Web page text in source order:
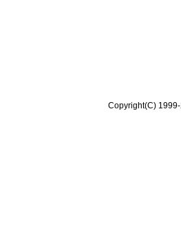
Copyright(C)